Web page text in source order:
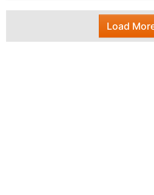
Load